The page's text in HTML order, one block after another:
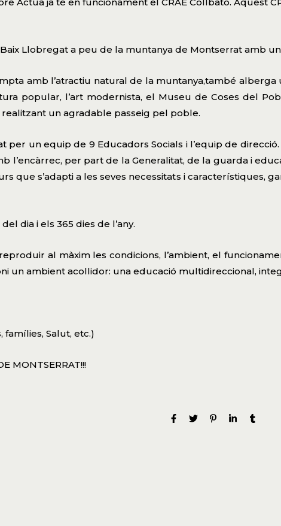
Llobregat a peu de la muntanya de Montserrat amb
amb l’atractiu natural de la muntanya,també
popular, l’art modernista, el Museu de Coses del
realitzant un agradable passeig pel poble.
per un equip de 9 Educadors Socials i l’equip de
l’encàrrec, per part de la Generalitat, de la guarda i
que s’adapti a les seves necessitats i característiques,
dia i els 365 dies de l’any.
al màxim les condicions, l’ambient, el
un ambient acollidor: una educació multidireccional,
famílies, Salut, etc.)
MONTSERRAT!!!